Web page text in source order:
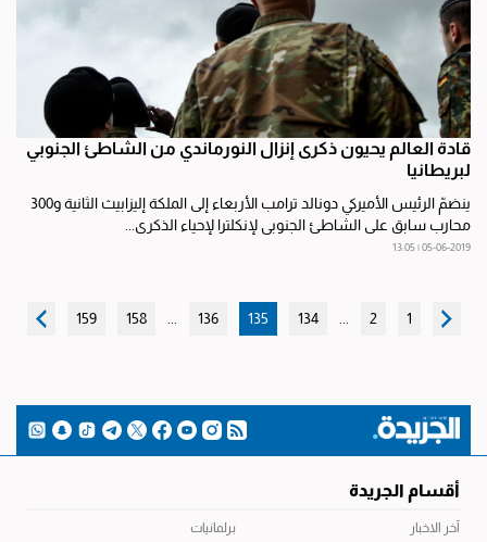
قادة العالم يحيون ذكرى إنزال النورماندي من الشاطئ الجنوبي
لبريطانيا
ينضمّ الرئيس الأميركي دونالد ترامب الأربعاء إلى الملكة إليزابيث الثانية و300
محارب سابق على الشاطئ الجنوبي لإنكلترا لإحياء الذكرى...
05-06-2019 | 13:05
1
2
134
135
136
158
159
أقسام الجريدة
آخر الاخبار
برلمانيات